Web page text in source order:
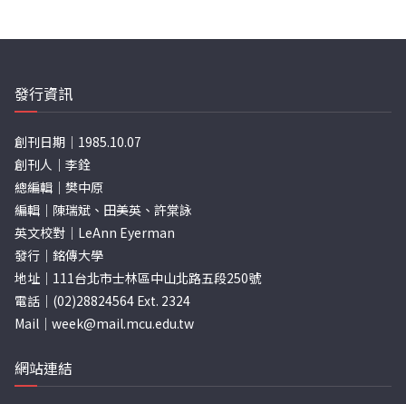
發行資訊
創刊日期｜1985.10.07
創刊人｜李銓
總編輯｜樊中原
編輯｜陳瑞斌、田美英、許棠詠
英文校對｜LeAnn Eyerman
發行｜銘傳大學
地址｜111台北市士林區中山北路五段250號
電話｜(02)28824564 Ext. 2324
Mail｜ week@mail.mcu.edu.tw
網站連結